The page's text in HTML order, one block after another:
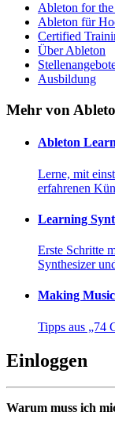
Ableton for
Ableton für
Certified
Über Ableton
Ausbildung
Mehr von
Ableton Learn
Lerne, mit
erfahrenen
Learning
Erste Schritte
Synthesizer
Making Music
Tipps aus „74
Einloggen
Warum muss ich